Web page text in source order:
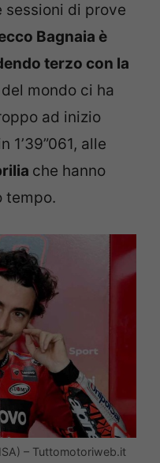
sessioni di prove
Bagnaia è
terzo con la
mondo ci ha
ad inizio
1’39”061, alle
che hanno
tempo.
– Tuttomotoriweb.it